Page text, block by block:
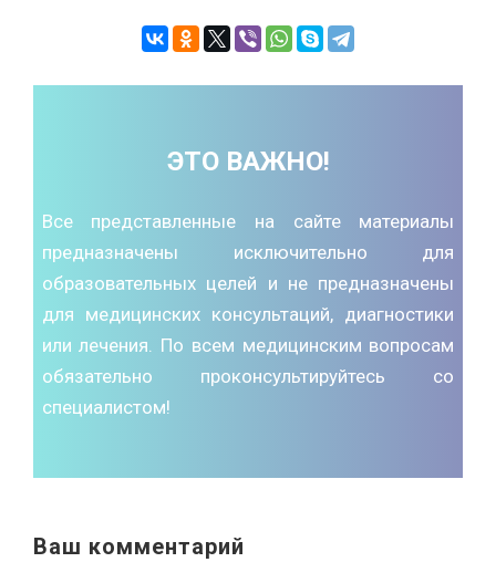
ЭТО ВАЖНО!
Все представленные на сайте материалы
предназначены исключительно для
образовательных целей и не предназначены
для медицинских консультаций, диагностики
или лечения. По всем медицинским вопросам
обязательно проконсультируйтесь со
специалистом!
Ваш комментарий